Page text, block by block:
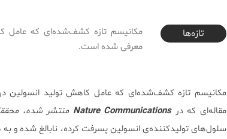
2017-06-06T23:38:31+04:30
تازه‌ها
معرفی شده است.
مقاله‌ای که درNature Communications منتشر شده،
سلول‌های تولیدکننده‌ی انسولین پسرفت کرده، نابالغ شده و